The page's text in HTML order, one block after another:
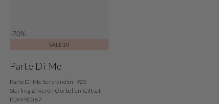
-70%
SALE10
Parte Di Me
Parte Di Me Sorprendimi 925
Sterling Zilveren Oorbellen Giftset
PDM90067